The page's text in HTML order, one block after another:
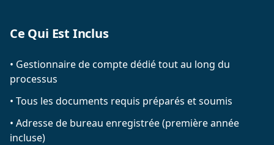
Ce Qui Est Inclus
• Gestionnaire de compte dédié tout au long du
processus
• Tous les documents requis préparés et soumis
• Adresse de bureau enregistrée (première année
incluse)